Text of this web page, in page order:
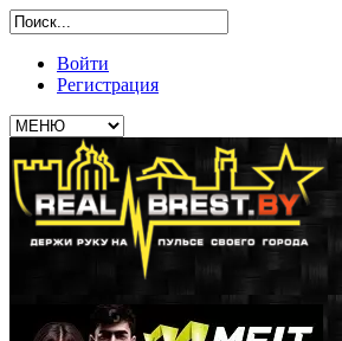
Войти
Регистрация